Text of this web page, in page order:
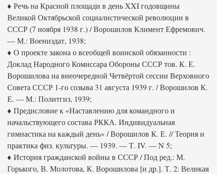
♦ Речь на Красной площади в день XXI годовщины
Великой Октябрьской социалистической революции в
СССР (7 ноября 1938 г.) / Ворошилов Климент Ефремович.
— М.: Воениздат, 1938;
♦ О проекте закона о всеобщей воинской обязанности :
Доклад Народного Комиссара Обороны СССР тов. К. Е.
Ворошилова на внеочередной Четвёртой сессии Верховного
Совета СССР 1-го созыва 31 августа 1939 г. / Ворошилов К.
Е. — М.: Политгиз, 1939;
♦ Предисловие к «Наставлению для командного и
начальствующего состава РККА. Индивидуальная
гимнастика на каждый день» / Ворошилов К. Е. // Теория и
практика физ. культуры. — 1939. — Т. IV. — N 5;
♦ История гражданской войны в СССР / Под ред.: М.
Горького, В. Молотова, К. Ворошилова [и др.]. Т. 2: Великая